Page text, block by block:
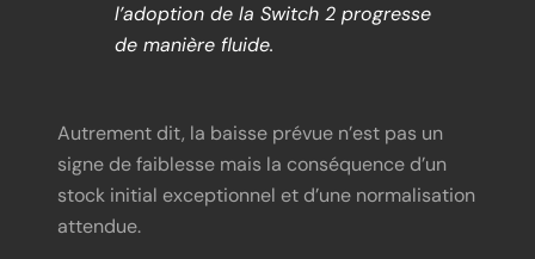
l’adoption de la Switch 2 progresse
de manière fluide.
Autrement dit, la baisse prévue n’est pas un
signe de faiblesse mais la conséquence d’un
stock initial exceptionnel et d’une normalisation
attendue.